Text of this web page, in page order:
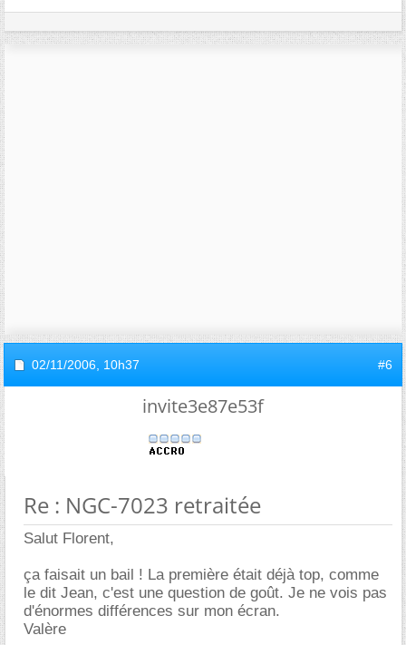
02/11/2006, 10h37 #6
invite3e87e53f
Re : NGC-7023 retraitée
Salut Florent,
ça faisait un bail ! La première était déjà top, comme
le dit Jean, c'est une question de goût. Je ne vois pas
d'énormes différences sur mon écran.
Valère